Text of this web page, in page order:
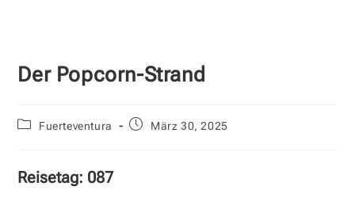
Der Popcorn-Strand
Beitrags-
Fuerteventura
BeitragMärz 30, 2025
Reisetag: 087